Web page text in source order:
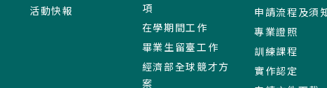
活動快報
項
在學期間工作
畢業生留臺工作
經濟部全球競才方
案
申請流程及須
專業證照
訓練課程
實作認定